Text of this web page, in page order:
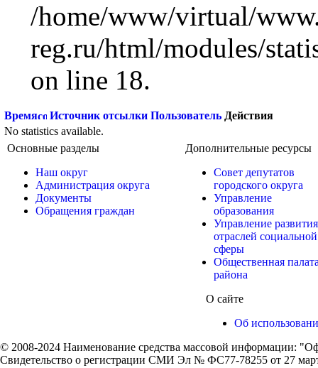
/home/www/virtual/
reg.ru/html/modules/
on line 18.
Время Источник отсылки Пользователь Действия
No statistics available.
Основные разделы
Наш округ
Администрация округа
Документы
Обращения граждан
Дополнительные ресурсы
Совет депутатов
городского округа
Управление
образования
Управление развития
отраслей социальной
сферы
Общественная
района
О сайте
Об
© 2008-2024 Наименование средства массовой информации:
Свидетельство о регистрации СМИ Эл № ФС77-78255 от 27